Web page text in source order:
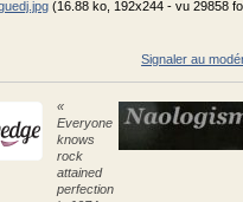
(16.88 ko, 192x244 - vu 29858
Signaler au
«
Everyone
knows
rock
attained
perfection